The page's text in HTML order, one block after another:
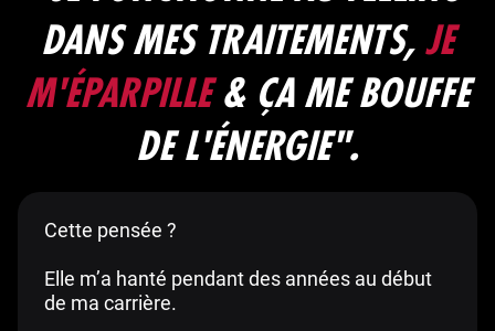
DANS MES TRAITEMENTS,JE
M'ÉPARPILLE& ÇA ME BOUFFE
DE L'ÉNERGIE".
Cette pensée ?
Elle m’a hanté pendant des années au début
de ma carrière.